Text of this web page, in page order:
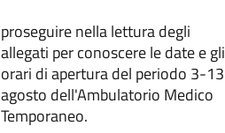
proseguire nella lettura degli
allegati per conoscere le date e gli
orari di apertura del periodo 3-13
agosto dell'Ambulatorio Medico
Temporaneo.